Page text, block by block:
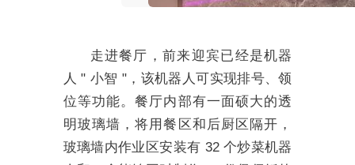
走进餐厅，前来迎宾已经是机器
人 " 小智 "，该机器人可实现排号、领
位等功能。餐厅内部有一面硕大的透
明玻璃墙，将用餐区和后厨区隔开，
玻璃墙内作业区安装有 32 个炒菜机器